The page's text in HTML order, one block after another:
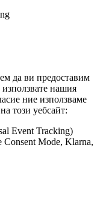
да ви предоставим
нашия
ние използваме
този уебсайт:
Event Tracking)
Consent Mode, Klarna,